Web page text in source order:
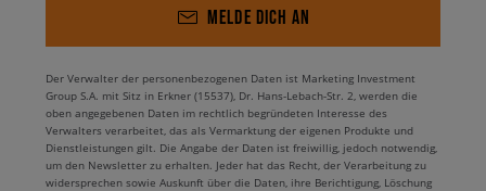
MELDE DICH AN
Der Verwalter der personenbezogenen Daten ist Marketing Investment
Group S.A. mit Sitz in Erkner (15537), Dr. Hans-Lebach-Str. 2, werden die
oben angegebenen Daten im rechtlich begründeten Interesse des
Verwalters verarbeitet, das als Vermarktung der eigenen Produkte und
Dienstleistungen gilt. Die Angabe der Daten ist freiwillig, jedoch notwendig,
um den Newsletter zu erhalten. Jeder hat das Recht, der Verarbeitung zu
widersprechen sowie Auskunft über die Daten, ihre Berichtigung, Löschung